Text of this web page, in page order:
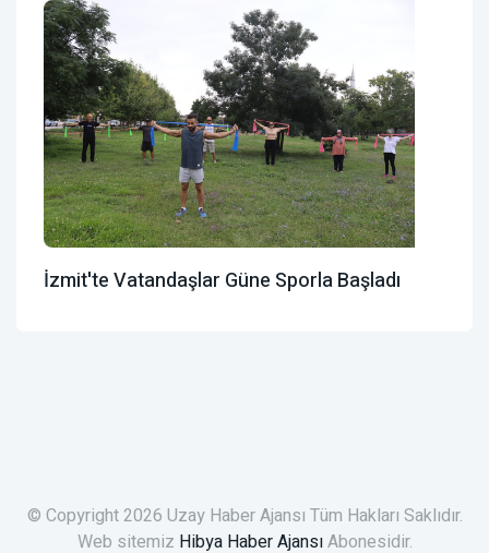
İzmit'te Vatandaşlar Güne Sporla Başladı
© Copyright 2026 Uzay Haber Ajansı Tüm Hakları Saklıdır.
Web sitemiz Hibya Haber AjansıAbonesidir.